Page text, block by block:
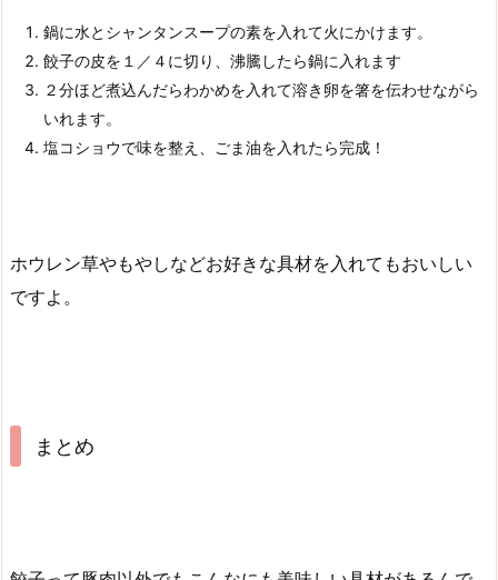
鍋に水とシャンタンスープの素を入れて火にかけます。
餃子の皮を１／４に切り、沸騰したら鍋に入れます
２分ほど煮込んだらわかめを入れて溶き卵を箸を伝わせながら
いれます。
塩コショウで味を整え、ごま油を入れたら完成！
ホウレン草やもやしなどお好きな具材を入れてもおいしい
ですよ。
まとめ